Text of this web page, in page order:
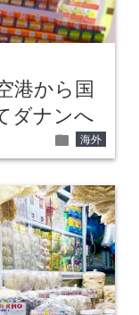
港から国
ダナンへ
folder 海外